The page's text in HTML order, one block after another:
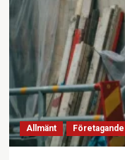
Allmänt Företagande